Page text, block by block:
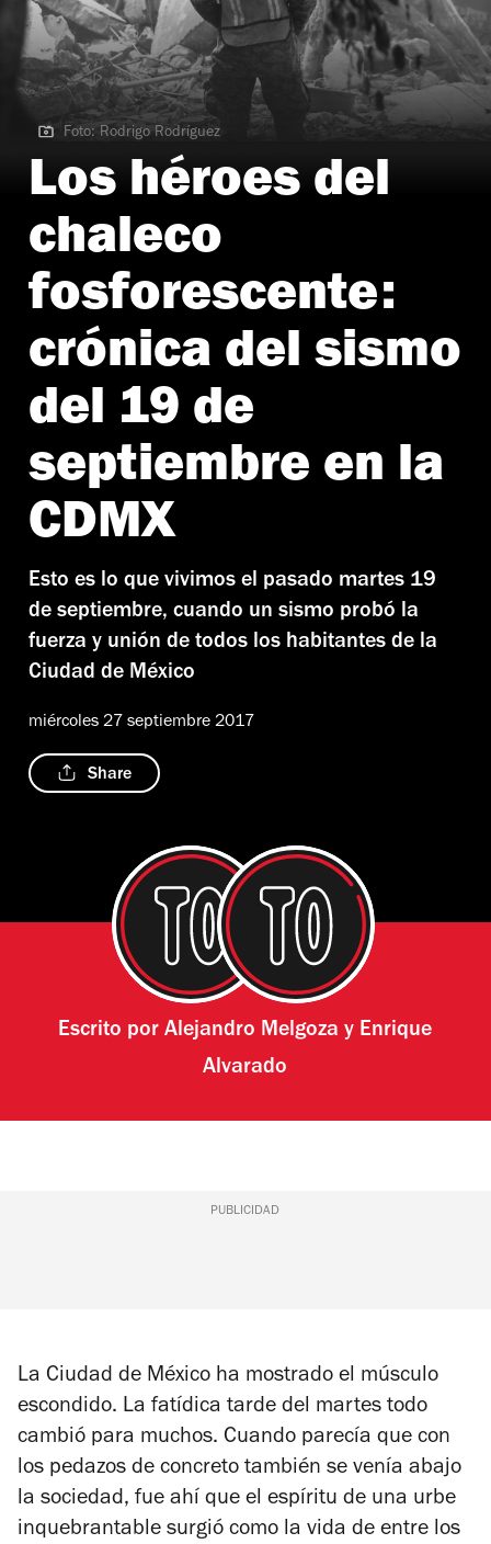
Foto: Rodrigo Rodríguez | Simulacro Nacional
Foto: Rodrigo Rodríguez
Los héroes del
chaleco
fosforescente:
crónica del sismo
del 19 de
septiembre en la
CDMX
Esto es lo que vivimos el pasado martes 19
de septiembre, cuando un sismo probó la
fuerza y unión de todos los habitantes de la
Ciudad de México
miércoles 27 septiembre 2017
Share
Escrito porAlejandro Melgoza y Enrique
Alvarado
PUBLICIDAD
La Ciudad de México ha mostrado el músculo
escondido. La fatídica tarde del martes todo
cambió para muchos. Cuando parecía que con
los pedazos de concreto también se venía abajo
la sociedad, fue ahí que el espíritu de una urbe
inquebrantable surgió como la vida de entre los